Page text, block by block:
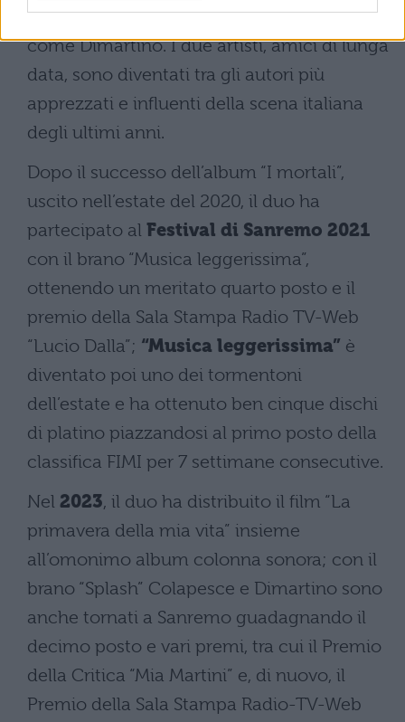
Colapesce, e Antonio Di Martino, noto
come Dimartino. I due artisti, amici di lunga
data, sono diventati tra gli autori più
apprezzati e influenti della scena italiana
degli ultimi anni.
Dopo il successo dell’album “I mortali”,
uscito nell’estate del 2020, il duo ha
partecipato al Festival di Sanremo 2021
con il brano “Musica leggerissima”,
ottenendo un meritato quarto posto e il
premio della Sala Stampa Radio TV-Web
“Lucio Dalla”; “Musica leggerissima” è
diventato poi uno dei tormentoni
dell’estate e ha ottenuto ben cinque dischi
di platino piazzandosi al primo posto della
classifica FIMI per 7 settimane consecutive.
Nel 2023, il duo ha distribuito il film “La
primavera della mia vita” insieme
all’omonimo album colonna sonora; con il
brano “Splash” Colapesce e Dimartino sono
anche tornati a Sanremo guadagnando il
decimo posto e vari premi, tra cui il Premio
della Critica “Mia Martini” e, di nuovo, il
Premio della Sala Stampa Radio-TV-Web